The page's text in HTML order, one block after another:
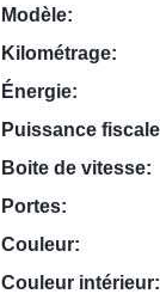
Modèle:
Kilométrage:
Énergie:
Puissance
Boite de vitesse:
Portes:
Couleur:
Couleur intérieur: